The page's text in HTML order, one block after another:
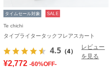
タイムセール対象 SALE
Te chichi
タイプライタータックフレアスカート
4.5 （4）
レビュー
を見る
¥2,772 -60%OFF-